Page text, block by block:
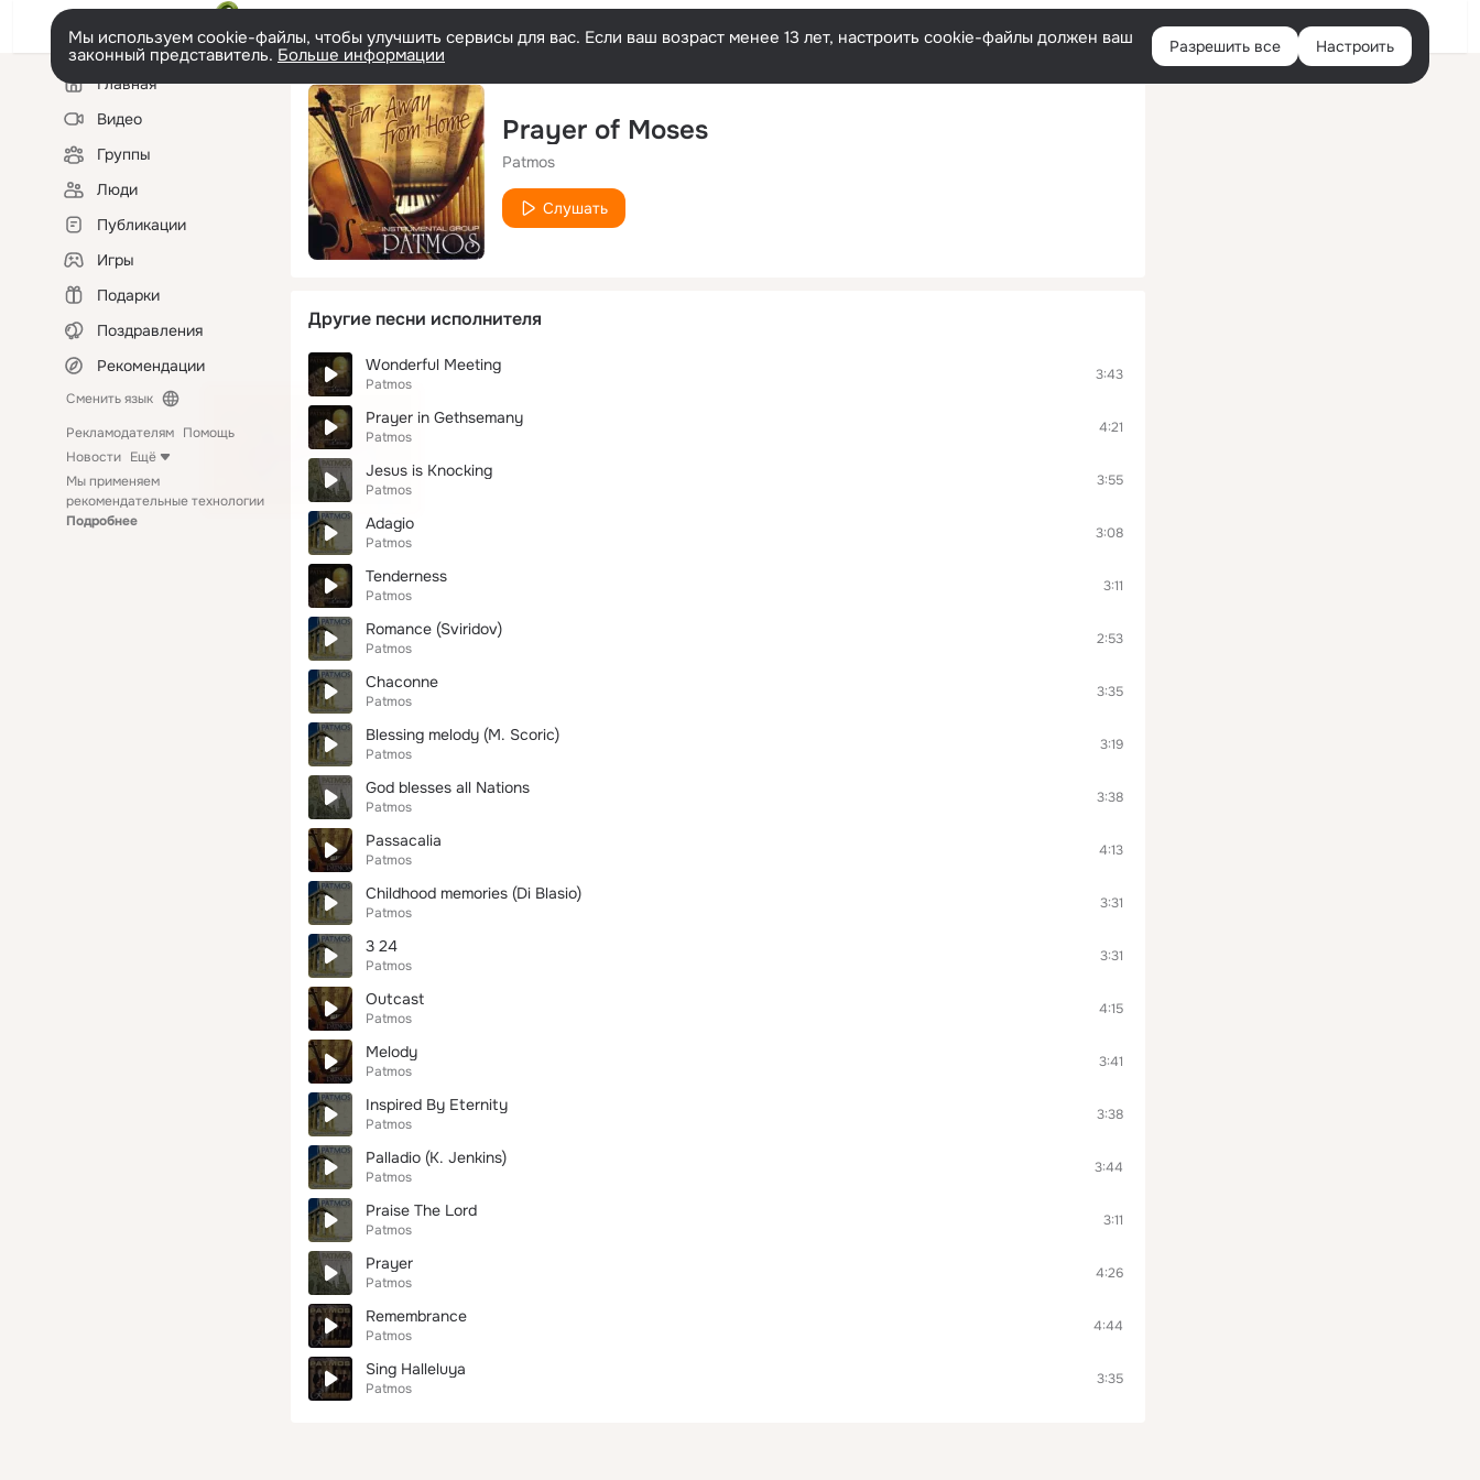
Войти
Мы используем cookie-файлы, чтобы улучшить сервисы для вас. Если ваш возраст менее 13 лет, настроить cookie-файлы должен ваш
законный представитель. Больше информации Разрешить все Настроить
Левая
колонкаГлавная
Видео
Группы
Люди
Публикации
Игры
Подарки
Поздравления
Рекомендации
Сменить язык
Рекламодателям Помощь
Новости Ещё
Мы применяем
рекомендательные технологии
Подробнее
Prayer of Moses
Patmos
Слушать
Другие песни исполнителя
Wonderful Meeting
Patmos
3:43
Prayer in Gethsemany
Patmos
4:21
Jesus is Knocking
Patmos
3:55
Adagio
Patmos
3:08
Tenderness
Patmos
3:11
Romance (Sviridov)
Patmos
2:53
Chaconne
Patmos
3:35
Blessing melody (M. Scoric)
Patmos
3:19
God blesses all Nations
Patmos
3:38
Passacalia
Patmos
4:13
Childhood memories (Di Blasio)
Patmos
3:31
3 24
Patmos
3:31
Outcast
Patmos
4:15
Melody
Patmos
3:41
Inspired By Eternity
Patmos
3:38
Palladio (K. Jenkins)
Patmos
3:44
Praise The Lord
Patmos
3:11
Prayer
Patmos
4:26
Remembrance
Patmos
4:44
Sing Halleluya
Patmos
3:35